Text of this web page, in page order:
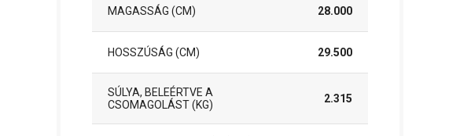
MAGASSÁG (CM) 28.000
HOSSZÚSÁG (CM) 29.500
SÚLYA, BELEÉRTVE A
CSOMAGOLÁST (KG)
2.315